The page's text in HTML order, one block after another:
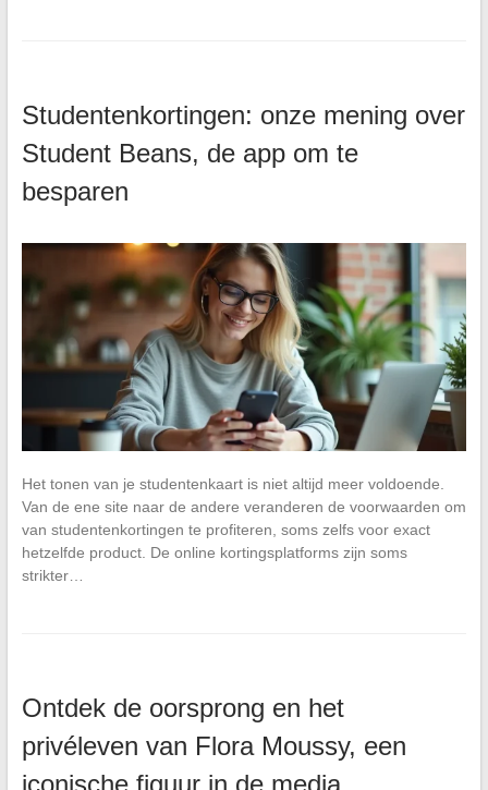
Studentenkortingen: onze mening over
Student Beans, de app om te
besparen
Het tonen van je studentenkaart is niet altijd meer voldoende.
Van de ene site naar de andere veranderen de voorwaarden om
van studentenkortingen te profiteren, soms zelfs voor exact
hetzelfde product. De online kortingsplatforms zijn soms
strikter…
Ontdek de oorsprong en het
privéleven van Flora Moussy, een
iconische figuur in de media